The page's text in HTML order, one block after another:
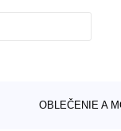
OBLEČENIE A